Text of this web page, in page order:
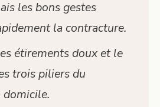
les bons gestes
la contracture.
étirements doux et le
trois piliers du